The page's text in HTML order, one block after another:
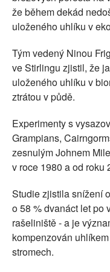
že během dekád
uloženého uhlíku v
Tým vedený Ninou
ve Stirlingu zjistil, že
uloženého uhlíku v
ztrátou v půdě.
Experimenty s
Grampians,
zesnulým Johnem
v roce 1980 a od roku
Studie zjistila snížení
o 58 % dvanáct let po
rašeliniště - a je
kompenzován
stromech.